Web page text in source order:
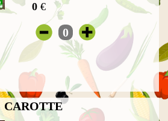
0€
0
CAROTTE